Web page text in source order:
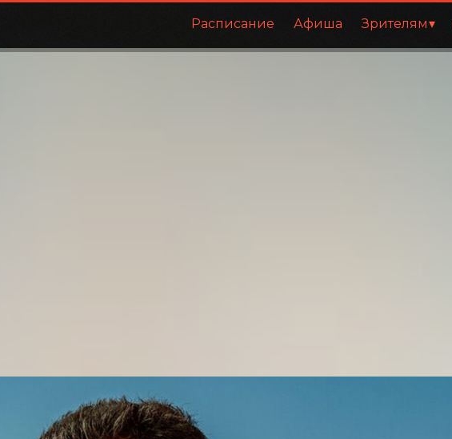
Расписание Афиша Зрителям